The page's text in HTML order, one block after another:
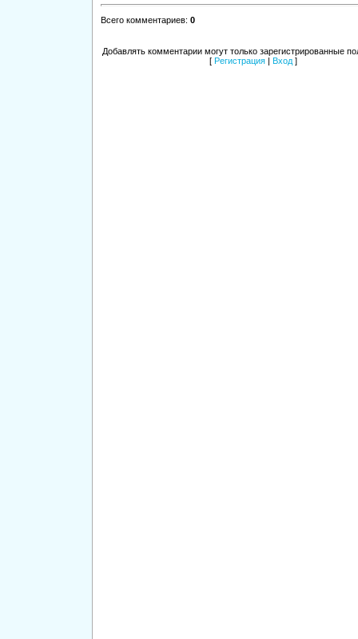
Всего комментариев: 0
Добавлять комментарии могут только зарегистрированные
[ Регистрация Вход ]